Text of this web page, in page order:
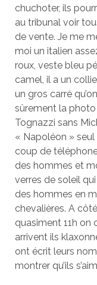
chuchoter, ils
au tribunal voir
de vente. Je me
moi un italien
roux, veste bleu
camel, il a un
un gros carré
sûrement la photo
Tognazzi sans
« Napoléon »
coup de téléphone
des hommes et
verres de soleil
des hommes en
chevalières. A
quasiment 11h on
arrivent ils
ont écrit leurs
montrer qu’ils